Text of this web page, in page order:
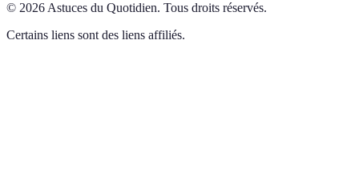
© 2026 Astuces du Quotidien. Tous droits réservés.
Certains liens sont des liens affiliés.